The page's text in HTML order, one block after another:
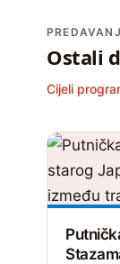
Ostali
Cijeli